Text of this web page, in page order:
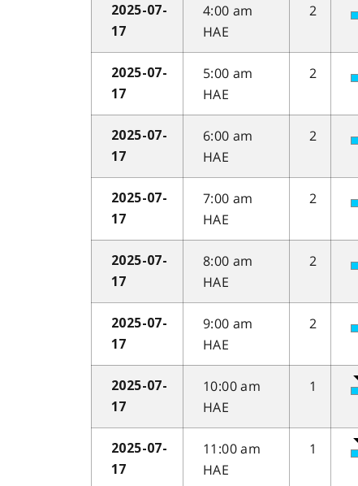
2025-07-
17
4:00 am
HAE
2
2025-07-
17
5:00 am
HAE
2
2025-07-
17
6:00 am
HAE
2
2025-07-
17
7:00 am
HAE
2
2025-07-
17
8:00 am
HAE
2
2025-07-
17
9:00 am
HAE
2
2025-07-
17
10:00 am
HAE
1
2025-07-
17
11:00 am
HAE
1